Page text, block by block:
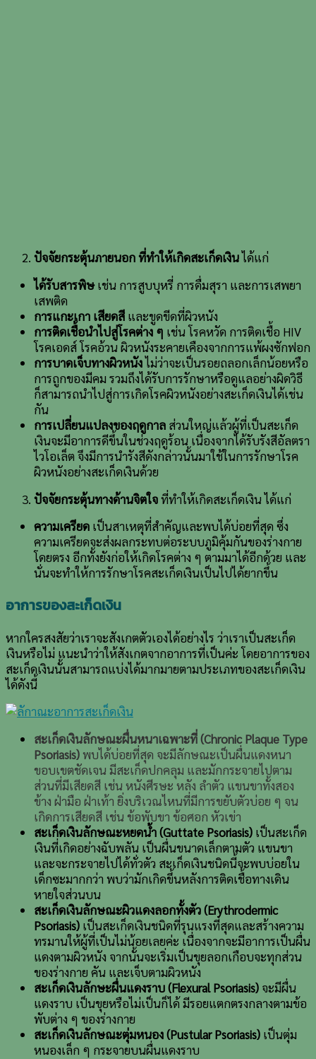
ปัจจัยกระตุ้นภายนอก ที่ทำให้เกิดสะเก็ดเงินได้แก่
ได้รับสารพิษเช่น การสูบบุหรี่ การดื่มสุรา และการเสพยา
เสพติด
การแกะเกา เสียดสีและขูดขีดที่ผิวหนัง
การติดเชื้อนำไปสู่โรคต่าง ๆ เช่น โรคหวัด การติดเชื้อ HIV
โรคเอดส์ โรคอ้วน ผิวหนังระคายเคืองจากการแพ้ผงซักฟอก
การบาดเจ็บทางผิวหนังไม่ว่าจะเป็นรอยถลอกเล็กน้อยหรือ
การถูกของมีคม รวมถึงได้รับการรักษาหรือดูแลอย่างผิดวิธี
ก็สามารถนำไปสู่การเกิดโรคผิวหนังอย่างสะเก็ดเงินได้เช่น
กัน
การเปลี่ยนแปลงของฤดูกาล ส่วนใหญ่แล้วผู้ที่เป็นสะเก็ด
เงินจะมีอาการดีขึ้นในช่วงฤดูร้อน เนื่องจากได้รับรังสีอัลตรา
ไวโอเล็ต จึงมีการนำรังสีดังกล่าวนั้นมาใช้ในการรักษาโรค
ผิวหนังอย่างสะเก็ดเงินด้วย
ปัจจัยกระตุ้นทางด้านจิตใจที่ทำให้เกิดสะเก็ดเงิน ได้แก่
ความเครียด เป็นสาเหตุที่สำคัญและพบได้บ่อยที่สุด ซึ่ง
ความเครียดจะส่งผลกระทบต่อระบบภูมิคุ้มกันของร่างกาย
โดยตรง อีกทั้งยังก่อให้เกิดโรคต่าง ๆ ตามมาได้อีกด้วย และ
นั่นจะทำให้การรักษาโรคสะเก็ดเงินเป็นไปได้ยากขึ้น
อาการของสะเก็ดเงิน
หากใครสงสัยว่าเราจะสังเกตตัวเองได้อย่างไร ว่าเราเป็นสะเก็ด
เงินหรือไม่ แนะนำว่าให้สังเกตจากอาการที่เป็นค่ะ โดยอาการของ
สะเก็ดเงินนั้นสามารถแบ่งได้มากมายตามประเภทของสะเก็ดเงิน
ได้ดังนี้
สะเก็ดเงินลักษณะผื่นหนาเฉพาะที่ (Chronic Plaque Type
Psoriasis)พบได้บ่อยที่สุด จะมีลักษณะเป็นผื่นแดงหนา
ขอบเขตชัดเจน มีสะเก็ดปกคลุม และมักกระจายไปตาม
ส่วนที่มีเสียดสี เช่น หนังศีรษะ หลัง ลำตัว แขนขาทั้งสอง
ข้าง ฝ่ามือ ฝ่าเท้า ยิ่งบริเวณไหนที่มีการขยับตัวบ่อย ๆ จน
เกิดการเสียดสี เช่น ข้อพับขา ข้อศอก หัวเข่า
สะเก็ดเงินลักษณะหยดน้ำ (Guttate Psoriasis) เป็นสะเก็ด
เงินที่เกิดอย่างฉับพลัน เป็นผื่นขนาดเล็กตามตัว แขนขา
และจะกระจายไปได้ทั่วตัว สะเก็ดเงินชนิดนี้จะพบบ่อยใน
เด็กซะมากกว่า พบว่ามักเกิดขึ้นหลังการติดเชื้อทางเดิน
หายใจส่วนบน
สะเก็ดเงินลักษณะผิวแดงลอกทั้งตัว (Erythrodermic
Psoriasis) เป็นสะเก็ดเงินชนิดที่รุนแรงที่สุดและสร้างความ
ทรมานให้ผู้ที่เป็นไม่น้อยเลยค่ะ เนื่องจากจะมีอาการเป็นผื่น
แดงตามผิวหนัง จากนั้นจะเริ่มเป็นขุยลอกเกือบจะทุกส่วน
ของร่างกาย คัน และเจ็บตามผิวหนัง
สะเก็ดเงินลักษะผื่นแดงราบ (Flexural Psoriasis) จะมีผื่น
แดงราบ เป็นขุยหรือไม่เป็นก็ได้ มีรอยแตกตรงกลางตามข้อ
พับต่าง ๆ ของร่างกาย
สะเก็ดเงินลักษณะตุ่มหนอง (Pustular Psoriasis) เป็นตุ่ม
หนองเล็ก ๆ กระจายบนผื่นแดงราบ